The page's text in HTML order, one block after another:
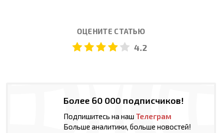
ОЦЕНИТЕ СТАТЬЮ
4.2
Более 60 000 подписчиков!
Подпишитесь на наш Телеграм
Больше аналитики, больше новостей!